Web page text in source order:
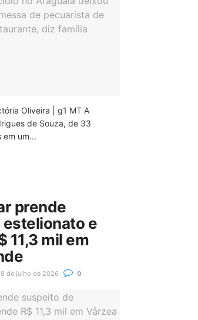
Oliveira | g1 MT A
de Souza, de 33
em um...
prende
e
11,3 mil em
8 de julho de 2026 0